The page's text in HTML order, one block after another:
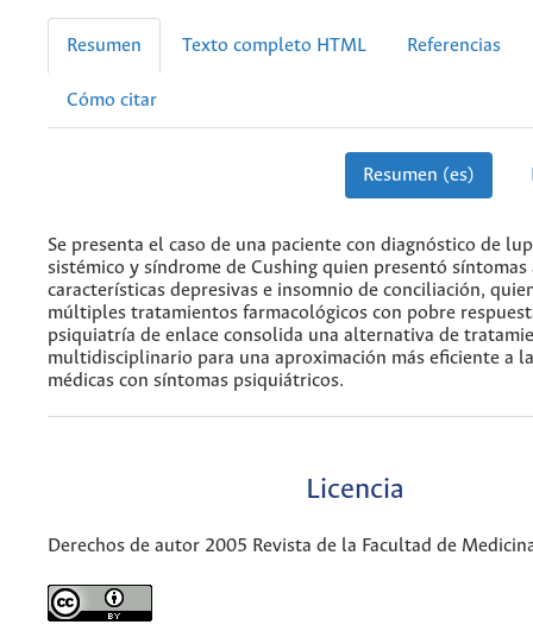
Resumen Texto completo HTML Referencias
Cómo citar
Resumen (es)
Se presenta el caso de una paciente con diagnóstico de
sistémico y síndrome de Cushing quien presentó síntomas
características depresivas e insomnio de conciliación,
múltiples tratamientos farmacológicos con pobre
psiquiatría de enlace consolida una alternativa de
multidisciplinario para una aproximación más eficiente a
médicas con síntomas psiquiátricos.
Licencia
Derechos de autor 2005 Revista de la Facultad de